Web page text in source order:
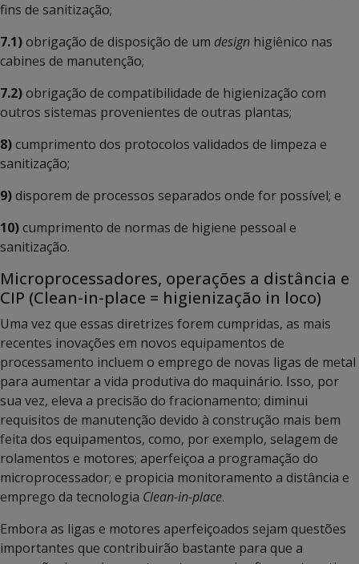
fins de sanitização;
7.1)obrigação de disposição de um design higiênico nas
cabines de manutenção;
7.2)obrigação de compatibilidade de higienização com
outros sistemas provenientes de outras plantas;
8)cumprimento dos protocolos validados de limpeza e
sanitização;
9)disporem de processos separados onde for possível; e
10)cumprimento de normas de higiene pessoal e
sanitização.
Microprocessadores, operações a distância e
CIP (Clean-in-place = higienização in loco)
Uma vez que essas diretrizes forem cumpridas, as mais
recentes inovações em novos equipamentos de
processamento incluem o emprego de novas ligas de metal
para aumentar a vida produtiva do maquinário. Isso, por
sua vez, eleva a precisão do fracionamento; diminui
requisitos de manutenção devido à construção mais bem
feita dos equipamentos, como, por exemplo, selagem de
rolamentos e motores; aperfeiçoa a programação do
microprocessador; e propicia monitoramento a distância e
emprego da tecnologia Clean-in-place.
Embora as ligas e motores aperfeiçoados sejam questões
importantes que contribuirão bastante para que a